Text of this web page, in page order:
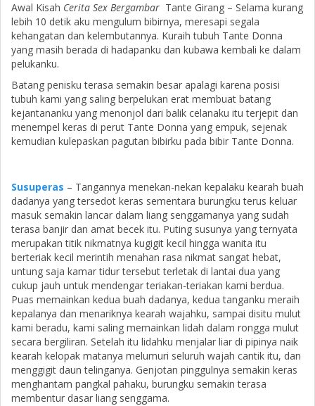
Awal Kisah Cerita Sex Bergambar Tante Girang – Selama kurang
lebih 10 detik aku mengulum bibirnya, meresapi segala
kehangatan dan kelembutannya. Kuraih tubuh Tante Donna
yang masih berada di hadapanku dan kubawa kembali ke dalam
pelukanku.
Batang penisku terasa semakin besar apalagi karena posisi
tubuh kami yang saling berpelukan erat membuat batang
kejantananku yang menonjol dari balik celanaku itu terjepit dan
menempel keras di perut Tante Donna yang empuk, sejenak
kemudian kulepaskan pagutan bibirku pada bibir Tante Donna.
Susuperas – Tangannya menekan-nekan kepalaku kearah buah
dadanya yang tersedot keras sementara burungku terus keluar
masuk semakin lancar dalam liang senggamanya yang sudah
terasa banjir dan amat becek itu. Puting susunya yang ternyata
merupakan titik nikmatnya kugigit kecil hingga wanita itu
berteriak kecil merintih menahan rasa nikmat sangat hebat,
untung saja kamar tidur tersebut terletak di lantai dua yang
cukup jauh untuk mendengar teriakan-teriakan kami berdua.
Puas memainkan kedua buah dadanya, kedua tanganku meraih
kepalanya dan menariknya kearah wajahku, sampai disitu mulut
kami beradu, kami saling memainkan lidah dalam rongga mulut
secara bergiliran. Setelah itu lidahku menjalar liar di pipinya naik
kearah kelopak matanya melumuri seluruh wajah cantik itu, dan
menggigit daun telinganya. Genjotan pinggulnya semakin keras
menghantam pangkal pahaku, burungku semakin terasa
membentur dasar liang senggama.